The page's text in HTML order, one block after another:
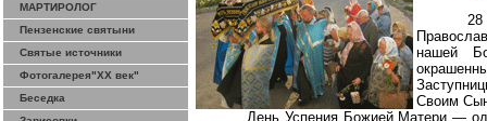
МАРТИРОЛОГ
Пензенские святыни
Святые источники
Фотогалерея"ХХ век"
Беседка
28
нашей
Своим
День Успения Божией Матери —